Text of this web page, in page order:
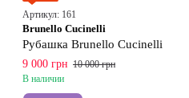
Артикул: 161
Brunello Cucinelli
Рубашка Brunello Cucinelli
9 000 грн 10 000 грн
В наличии